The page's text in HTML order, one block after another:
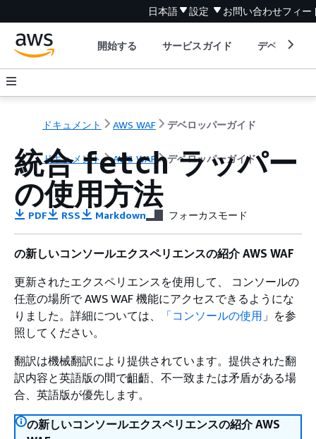
日本語 設定 お問い合わせフィー
開始する サービスガイド デベロッパ
ドキュメント AWS WAF デベロッパーガイド
ドキュメント AWS WAF デベロッパーガイド
統合fetchラッパー
の使用方法
PDF RSS Markdown フォーカスモード
の新しいコンソールエクスペリエンスの紹介 AWS WAF
更新されたエクスペリエンスを使用して、 コンソールの
任意の場所で AWS WAF 機能にアクセスできるようにな
りました。詳細については、
「コンソールの使用 」を参
照してください。
翻訳は機械翻訳により提供されています。提供された翻
訳内容と英語版の間で齟齬、不一致または矛盾がある場
合、英語版が優先します。
の新しいコンソールエクスペリエンスの紹介 AWS